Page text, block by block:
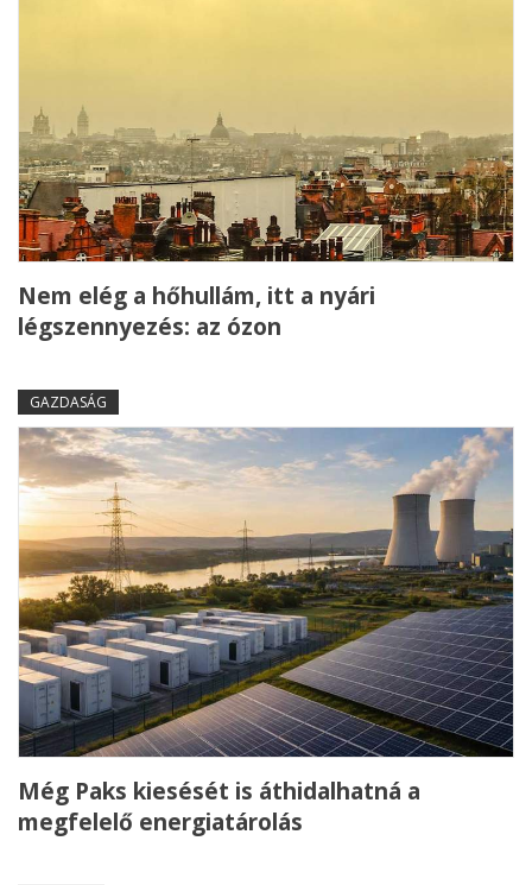
Nem elég a hőhullám, itt a nyári
légszennyezés: az ózon
GAZDASÁG
Még Paks kiesését is áthidalhatná a
megfelelő energiatárolás